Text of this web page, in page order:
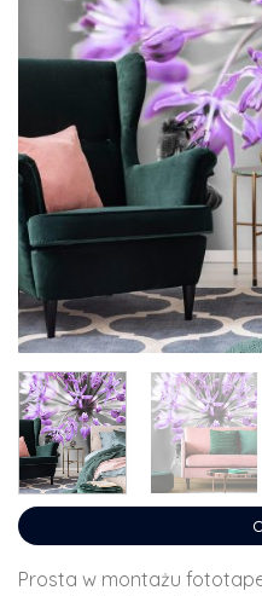
Prosta w montażu